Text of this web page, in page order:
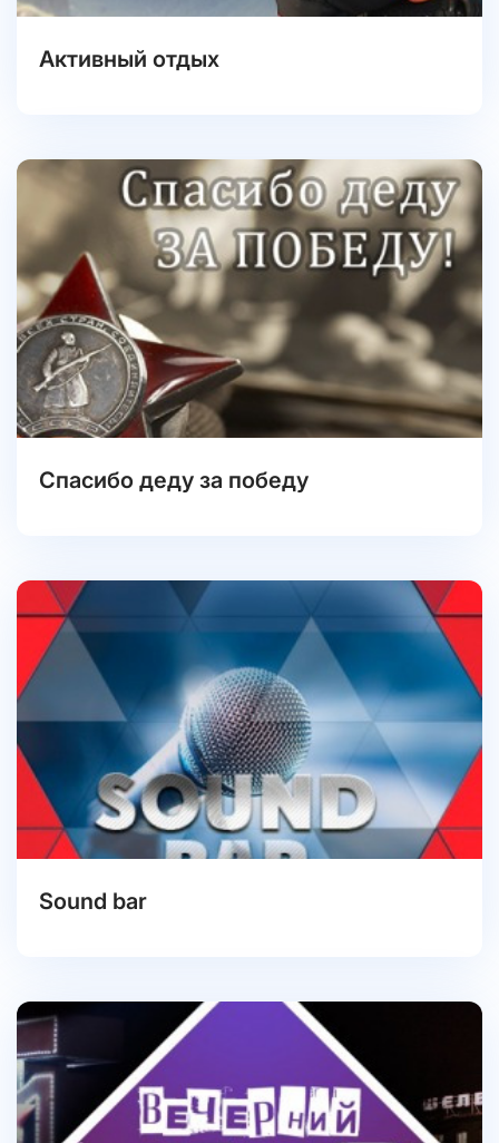
Активный отдых
Спасибо деду за победу
Sound bar